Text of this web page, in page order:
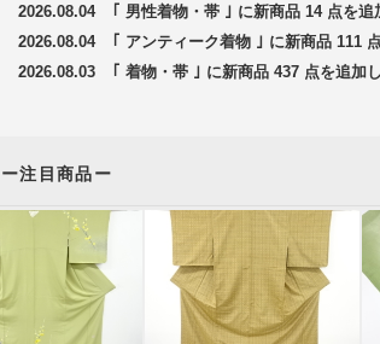
2026.08.04
｢ 男性着物・帯 ｣ に新商品 14 点を追
2026.08.04
｢ アンティーク着物 ｣ に新商品 111
2026.08.03
｢ 着物・帯 ｣ に新商品 437 点を追加
ー注目商品ー